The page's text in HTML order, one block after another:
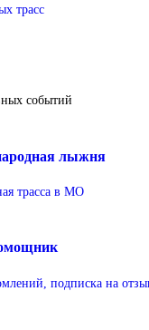
трасс
событий
лыжня
трасса в МО
подписка на